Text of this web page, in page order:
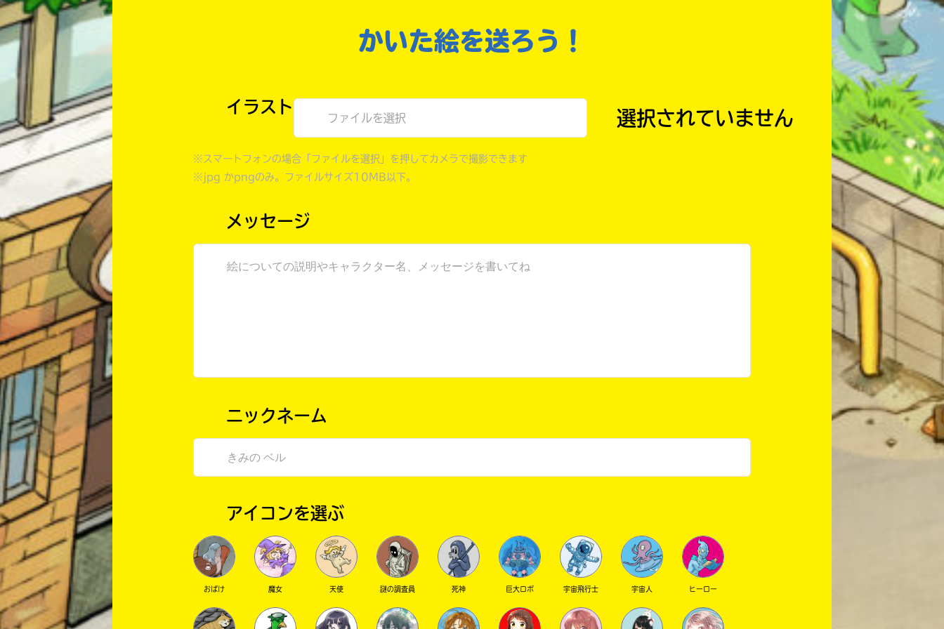
かいた絵を送ろう！
イラスト
ファイルを選択
※スマートフォンの場合「ファイルを選択」を押してカメラで撮影できます
※jpg かpngのみ。ファイルサイズ10MB以下。
メッセージ
ニックネーム
アイコンを選ぶ
おばけ 魔女 天使 謎の調査員 死神 巨大ロボ 宇宙飛行士 宇宙人 ヒーロー